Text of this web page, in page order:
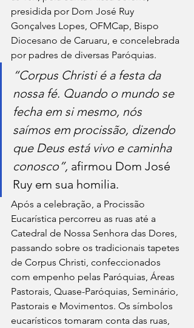
presidida por Dom José Ruy
Gonçalves Lopes, OFMCap, Bispo
Diocesano de Caruaru, e concelebrada
por padres de diversas Paróquias.
“Corpus Christi é a festa da
nossa fé. Quando o mundo se
fecha em si mesmo, nós
saímos em procissão, dizendo
que Deus está vivo e caminha
conosco”, afirmou Dom José
Ruy em sua homilia.
Após a celebração, a Procissão
Eucarística percorreu as ruas até a
Catedral de Nossa Senhora das Dores,
passando sobre os tradicionais tapetes
de Corpus Christi, confeccionados
com empenho pelas Paróquias, Áreas
Pastorais, Quase-Paróquias, Seminário,
Pastorais e Movimentos. Os símbolos
eucarísticos tomaram conta das ruas,